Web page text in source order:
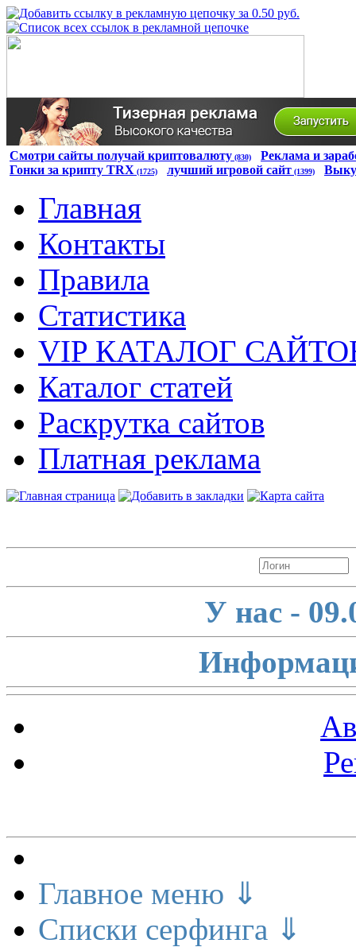
Смотри сайты получай криптовалюту (830)
Реклама и
Гонки за крипту TRX (1725) лучший игровой сайт (1399)
Главная
Контакты
Правила
Статистика
VIP КАТАЛОГ
Каталог статей
Раскрутка сайтов
Платная реклама
У нас -
Главное меню ⇓
Списки серфинга ⇓